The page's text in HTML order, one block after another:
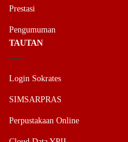
Prestasi
Pengumuman
TAUTAN
Login Sokrates
SIMSARPRAS
Perpustakaan Online